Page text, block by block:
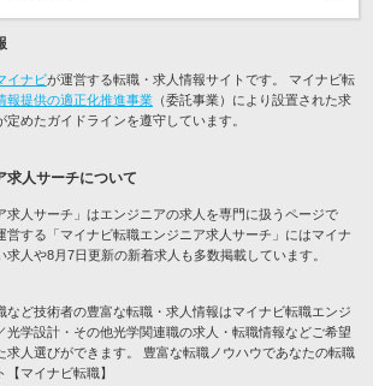
イナビが運営する転職・求人情報サイトです。 マイナビ転
報提供の適正化推進事業 （委託事業）により設置された求
定めたガイドラインを遵守しています。
求人サーチについて
求人サーチ」はエンジニアの求人を専門に扱うページで
営する「マイナビ転職エンジニア求人サーチ」にはマイナ
求人や8月7日更新の新着求人も多数掲載しています。
など技術者の豊富な転職・求人情報はマイナビ転職エンジ
光学設計・その他光学関連職の求人・転職情報などご希望
求人選びができます。 豊富な転職ノウハウであなたの転職
マイナビ転職】